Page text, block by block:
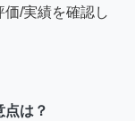
/実績を確認し
は？